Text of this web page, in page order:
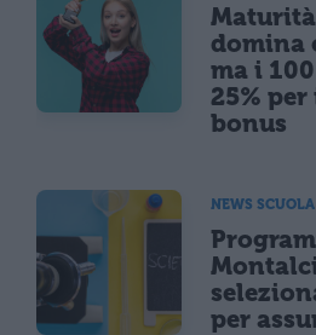
domina
ma i
25%
bonus
NEWS
per